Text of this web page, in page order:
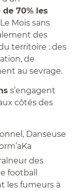
70% les
Mois sans
des
territoire : des
de
au sevrage.
s’engagent
côtés des
Danseuse
des
football
les fumeurs à